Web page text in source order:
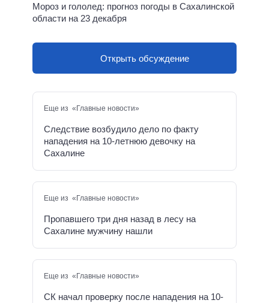
Мороз и гололед: прогноз погоды в Сахалинской
области на 23 декабря
Открыть обсуждение
Еще из «Главные новости»
Следствие возбудило дело по факту
нападения на 10-летнюю девочку на
Сахалине
Еще из «Главные новости»
Пропавшего три дня назад в лесу на
Сахалине мужчину нашли
Еще из «Главные новости»
СК начал проверку после нападения на 10-